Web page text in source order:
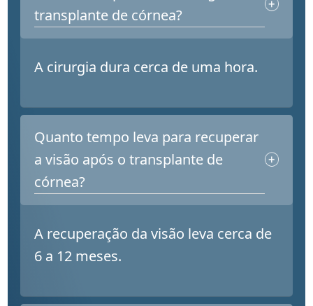
transplante de córnea?
A cirurgia dura cerca de uma hora.
Quanto tempo leva para recuperar
a visão após o transplante de
córnea?
A recuperação da visão leva cerca de
6 a 12 meses.